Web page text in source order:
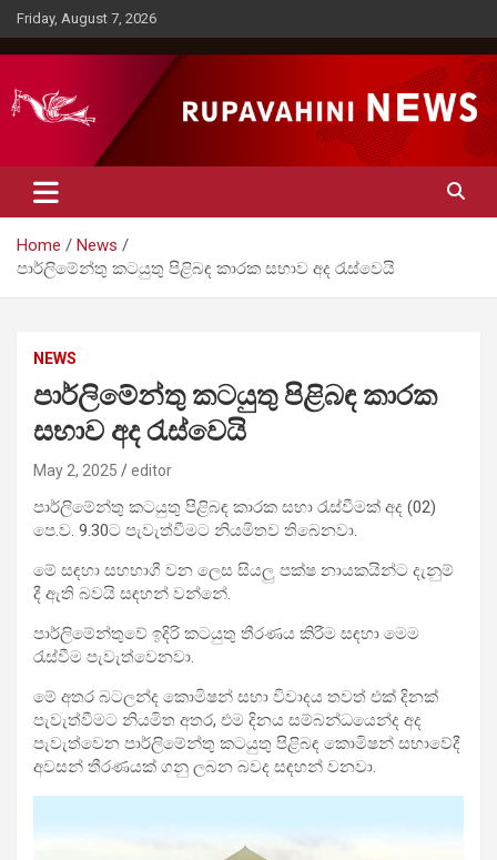
Skip
to
content
Friday, August 7, 2026
Rupavahini News
Home
News
පාර්ලිමේන්තු කටයුතු පිළිබඳ කාරක සභාව අද රැස්වෙයි
NEWS
පාර්ලිමේන්තු කටයුතු පිළිබඳ කාරක
සභාව අද රැස්වෙයි
May 2, 2025 editor
පාර්ලිමේන්තු කටයුතු පිළිබඳ කාරක සභා රැස්වීමක් අද (02)
පෙ.ව. 9.30ට පැවැත්වීමට නියමිතව තිබෙනවා.
මේ සඳහා සහභාගී වන ලෙස සියලු පක්ෂ නායකයින්ට දැනුම්
දී ඇති බවයි සඳහන් වන්නේ.
පාර්ලිමේන්තුවේ ඉදිරි කටයුතු තීරණය කිරීම සඳහා මෙම
රැස්වීම පැවැත්වෙනවා.
මේ අතර බටලන්ද කොමිෂන් සභා විවාදය තවත් එක් දිනක්
පැවැත්වීමට නියමිත අතර, එම දිනය සම්බන්ධයෙන්ද අද
පැවැත්වෙන පාර්ලිමේන්තු කටයුතු පිළිබඳ කොමිෂන් සභාවේදී
අවසන් තීරණයක් ගනු ලබන බවද සඳහන් වනවා.